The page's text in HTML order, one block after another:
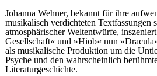
Johanna Wehner, bekannt für ihre
musikalisch verdichteten Textfassungen
atmosphärischer Weltentwürfe,
Gesellschaft« und »Hiob« nun
als musikalische Produktion um die
Psyche und den wahrscheinlich
Literaturgeschichte.